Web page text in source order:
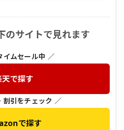
のサイトで見れます
イムセール中 ／
天で探す
割引をチェック ／
で探す